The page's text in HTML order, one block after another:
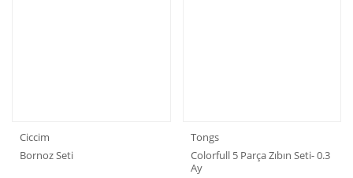
Ciccim
Bornoz Seti
Tongs
Colorfull 5 Parça Zıbın Seti- 0.3
Ay